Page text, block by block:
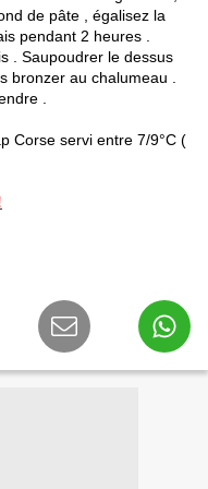
de pâte , égalisez la
pendant 2 heures .
. Saupoudrer le dessus
au chalumeau .
.
Corse servi entre 7/9°C (